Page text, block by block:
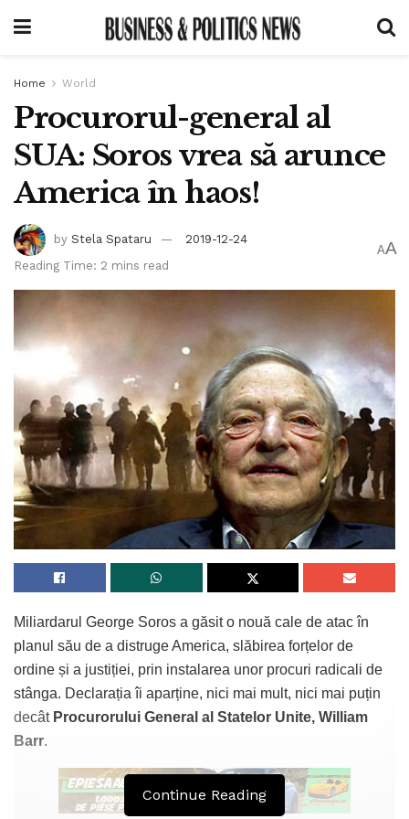
Home World
Procurorul-general al
SUA: Soros vrea să arunce
America în haos!
by Stela Spataru
2019-12-24
Reading Time: 2 mins read
AA
Miliardarul George Soros a găsit o nouă cale de atac în
planul său de a distruge America, slăbirea forțelor de
ordine și a justiției, prin instalarea unor procuri radicali de
stânga. Declarația îi aparține, nici mai mult, nici mai puțin
decât Procurorului General al Statelor Unite, William
Barr.
Continue Reading